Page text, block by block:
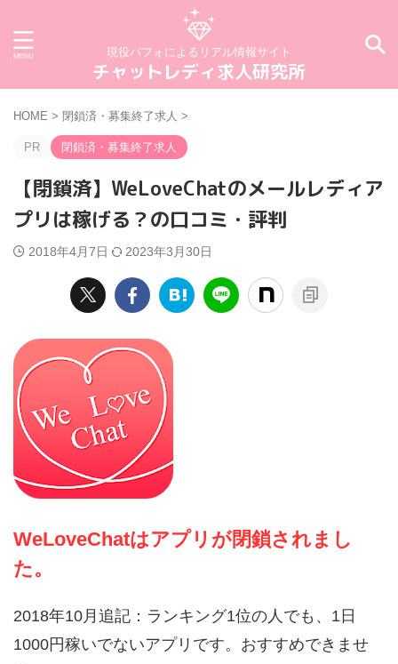
現役パフォによるリアル情報サイト
チャットレディ求人研究所
HOME > 閉鎖済・募集終了求人 >
PR 閉鎖済・募集終了求人
【閉鎖済】WeLoveChatのメールレディア
プリは稼げる？の口コミ・評判
2018年4月7日 2023年3月30日
WeLoveChatはアプリが閉鎖されまし
た。
2018年10月追記：ランキング1位の人でも、1日
1000円稼いでないアプリです。おすすめできませ